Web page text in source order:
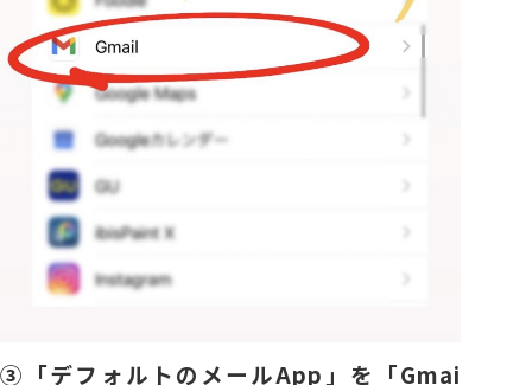
③「デフォルトのメールApp 」を「Gmai